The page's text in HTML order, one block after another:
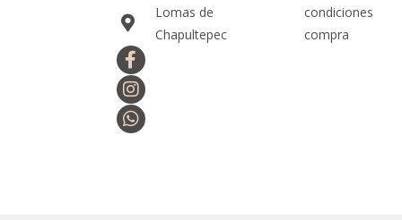
Lomas de
Chapultepec
condiciones
compra